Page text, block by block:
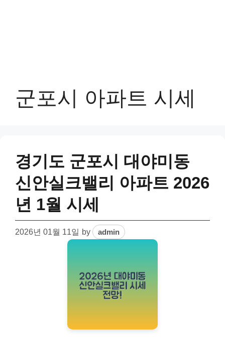
군포시 아파트 시세
경기도 군포시 대야미동
신안실크밸리 아파트 2026
년 1월 시세
2026년 01월 11일 by admin